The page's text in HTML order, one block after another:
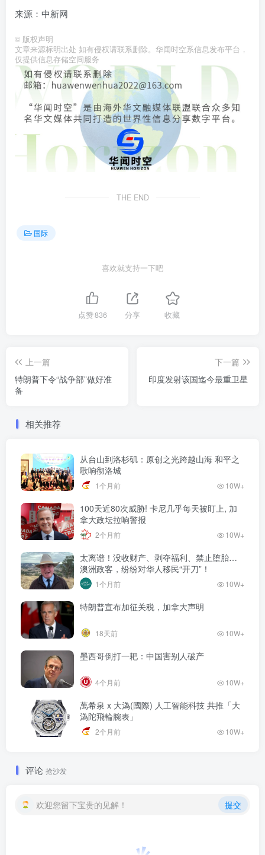
来源：中新网
© 版权声明
文章来源标明出处 如有侵权请联系删除。华闻时空系信息发布平台，
仅提供信息存储空间服务
THE END
国际
喜欢就支持一下吧
点赞836 分享 收藏
上一篇
特朗普下令“战争部”做好准
备
下一篇
印度发射该国迄今最重卫星
相关推荐
从台山到洛杉矶：原创之光跨越山海 和平之
歌响彻洛城
1个月前 10W+
100天近80次威胁! 卡尼几乎每天被盯上, 加
拿大政坛拉响警报
2个月前 10W+
太离谱！没收财产、剥夺福利、禁止堕胎…
澳洲政客，纷纷对华人移民“开刀”！
1个月前 10W+
特朗普宣布加征关税，加拿大声明
18天前 10W+
墨西哥倒打一耙：中国害别人破产
4个月前 10W+
萬希泉 x 大溈(國際) 人工智能科技 共推「大
溈陀飛輪腕表」
2个月前 10W+
评论 抢沙发
欢迎您留下宝贵的见解！ 提交